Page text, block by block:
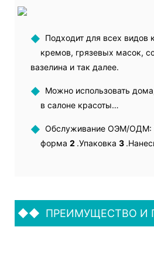
◆ Подходит для всех видов
кремов, грязевых масок,
вазелина и так далее.
◆ Можно использовать
в салоне красоты…
◆ Обслуживание ОЭМ/ОДМ:
форма 2 .Упаковка 3
◆◆ ПРЕИМУЩЕСТВО И